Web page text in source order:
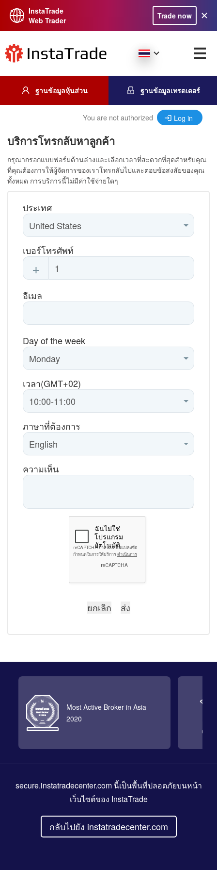
InstaTrade
Web Trader
Trade now
ฐานข้อมูลหุ้นส่วน ฐานข้อมูลเทรดเดอร์
You are not authorized Log in
บริการโทรกลับหาลูกค้า
กรุณากรอกแบบฟอร์มด้านล่างและเลือกเวลาที่สะดวกที่สุดสำหรับคุณ
ที่คุณต้องการให้ผู้จัดการของเราโทรกลับไปและตอบข้อสงสัยของคุณ
ทั้งหมด การบริการนี้ไม่มีค่าใช้จ่ายใดๆ
ประเทศ
เบอร์โทรศัพท์
+
อีเมล
Day of the week
เวลา(GMT+02)
ภาษาที่ต้องการ
ความเห็น
Most Active Broker in Asia
2020
secure.instatradecenter.comนี้เป็นพื้นที่ปลอดภัยบนหน้า
เว็บไซต์ของ InstaTrade
กลับไปยัง instatradecenter.com